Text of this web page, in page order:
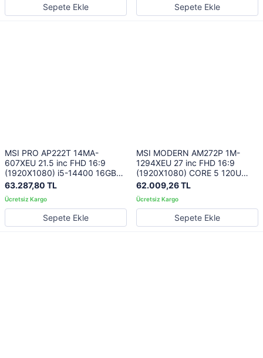
Sepete Ekle Sepete Ekle
MSI PRO AP222T 14MA-
607XEU 21.5 inc FHD 16:9
(1920X1080) i5-14400 16GB
DDR5 512GB SSD FDOS
DOKUNMATIK SIYAH AIO PC
63.287,80 TL
Sepete Ekle
MSI MODERN AM272P 1M-
1294XEU 27 inc FHD 16:9
(1920X1080) CORE 5 120U
16GB DDR5 512GB SSD FDOS
BEYAZ AIO PC
62.009,26 TL
Sepete Ekle